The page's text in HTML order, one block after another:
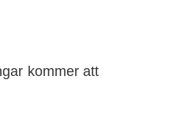
kommer att